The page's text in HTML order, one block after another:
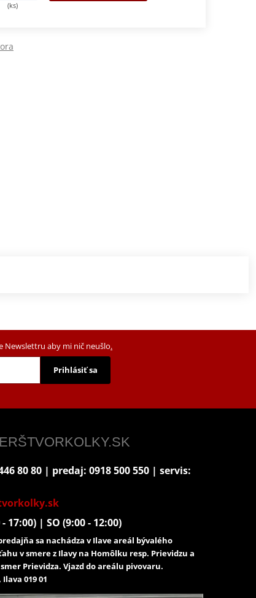
(ks)
Newslettru aby mi nič neušlo.
Prihlásiť sa
80 80 | predaj: 0918 500 550 | servis:
- 17:00) | SO (9:00 - 12:00)
sa nachádza v Ilave areál bývalého
v smere z Ilavy na Homôlku resp. Prievidzu a
Prievidza. Vjazd do areálu pivovaru.
019 01